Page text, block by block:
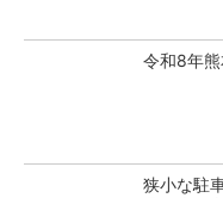
令和8年
狭小な駐